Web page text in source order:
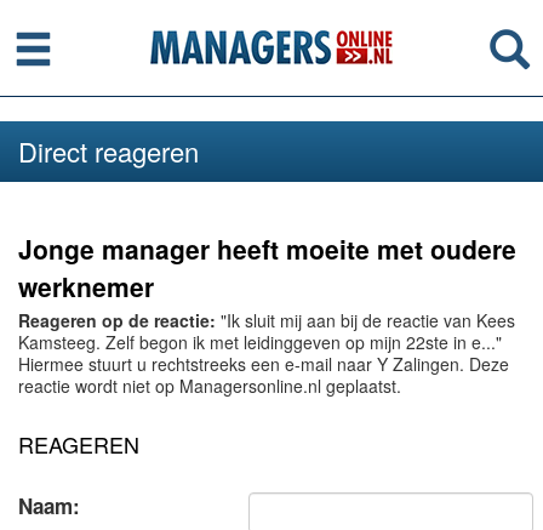
Menu
Direct reageren
Jonge manager heeft moeite met oudere
werknemer
Reageren op de reactie: "Ik sluit mij aan bij de reactie van Kees
Kamsteeg. Zelf begon ik met leidinggeven op mijn 22ste in e..."
Hiermee stuurt u rechtstreeks een e-mail naar Y Zalingen. Deze
reactie wordt niet op Managersonline.nl geplaatst.
REAGEREN
Naam: